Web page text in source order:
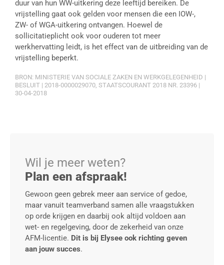
duur van hun WW-uitkering deze leeftijd bereiken. De
vrijstelling gaat ook gelden voor mensen die een IOW-,
ZW- of WGA-uitkering ontvangen. Hoewel de
sollicitatieplicht ook voor ouderen tot meer
werkhervatting leidt, is het effect van de uitbreiding van de
vrijstelling beperkt.
BRON: MINISTERIE VAN SOCIALE ZAKEN EN WERKGELEGENHEID |
BESLUIT | 2018-0000029070, STAATSCOURANT 2018 NR. 23396 |
30-04-2018
Wil je meer weten?
Plan een afspraak!
Gewoon geen gebrek meer aan service of gedoe,
maar vanuit teamverband samen alle vraagstukken
op orde krijgen en daarbij ook altijd voldoen aan
wet- en regelgeving, door de zekerheid van onze
AFM-licentie. Dit is bij Elysee ook richting geven
aan jouw succes.